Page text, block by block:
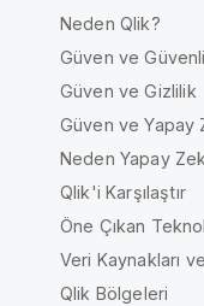
Neden Qlik?
Güven ve
Güven ve Gizlilik
Güven ve Yapay
Neden Yapay
Qlik'i Karşılaştır
Öne Çıkan
Veri Kaynakları
Qlik Bölgeleri